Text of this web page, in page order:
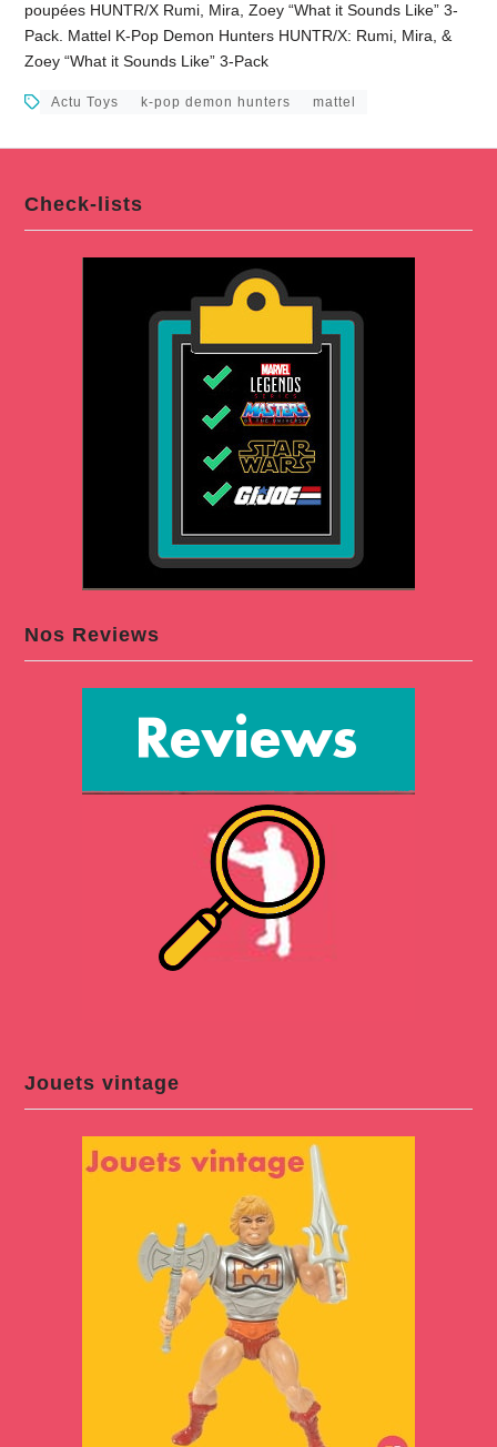
poupées HUNTR/X Rumi, Mira, Zoey “What it Sounds Like” 3-
Pack. Mattel K-Pop Demon Hunters HUNTR/X: Rumi, Mira, &
Zoey “What it Sounds Like” 3-Pack
Actu Toys k-pop demon hunters mattel
Check-lists
Nos Reviews
Jouets vintage